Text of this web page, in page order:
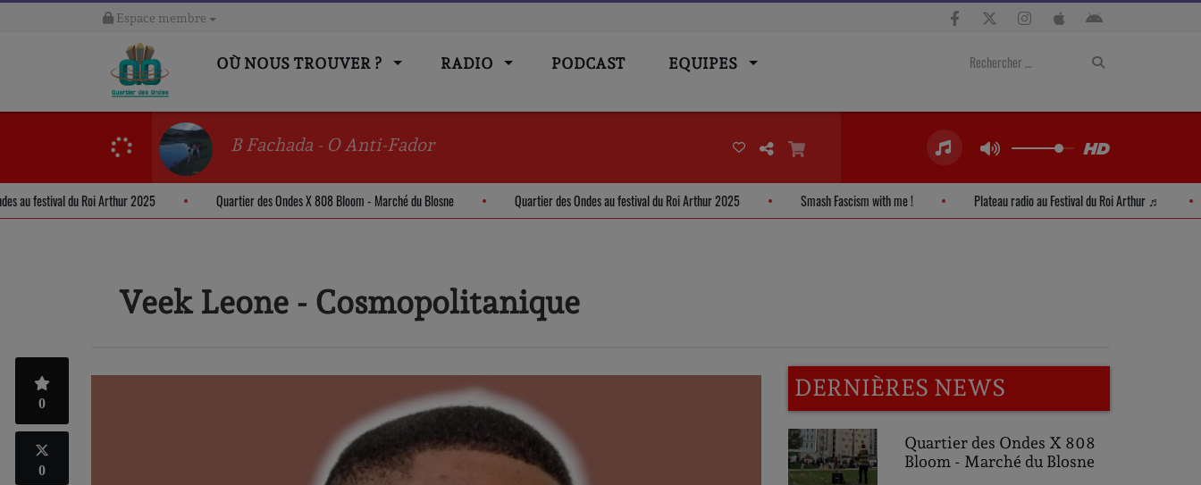
Espace membre
OÙ NOUS TROUVER ? RADIO PODCAST EQUIPES
B Fachada - O Anti-Fador
Ondes au festival du Roi Arthur 2025 Quartier des Ondes X 808 Bloom - Marché du Blosne Quartier des Ondes au festival du Roi Arthur 2025 Smash Fascism with me ! Plateau radio au Festival du Roi Arthur ♬
Veek Leone - Cosmopolitanique
0
0
DERNIÈRES NEWS
Quartier des Ondes X 808
Bloom - Marché du Blosne